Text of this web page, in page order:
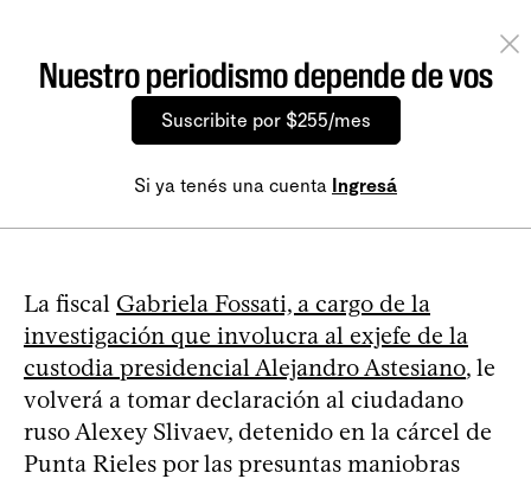
Nuestro periodismo depende de vos
Suscribite por $255/mes
Si ya tenés una cuenta Ingresá
La fiscal Gabriela Fossati, a cargo de la
investigación que involucra al exjefe de la
custodia presidencial Alejandro Astesiano, le
volverá a tomar declaración al ciudadano
ruso Alexey Slivaev, detenido en la cárcel de
Punta Rieles por las presuntas maniobras